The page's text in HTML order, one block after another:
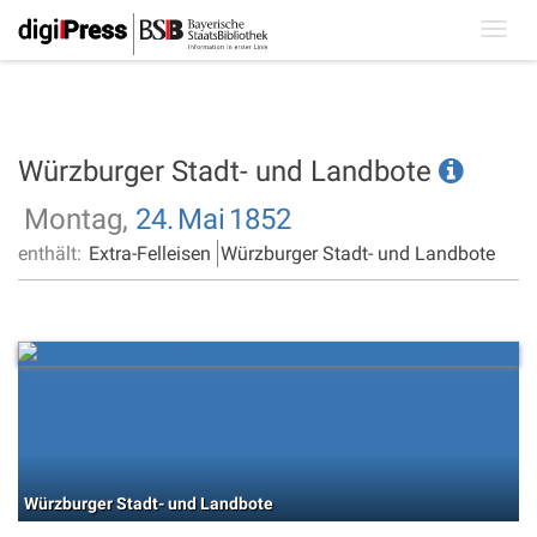
Würzburger Stadt- und Landbote
Montag, 24. Mai 1852
enthält: Extra-Felleisen Würzburger Stadt- und Landbote
Würzburger Stadt- und Landbote